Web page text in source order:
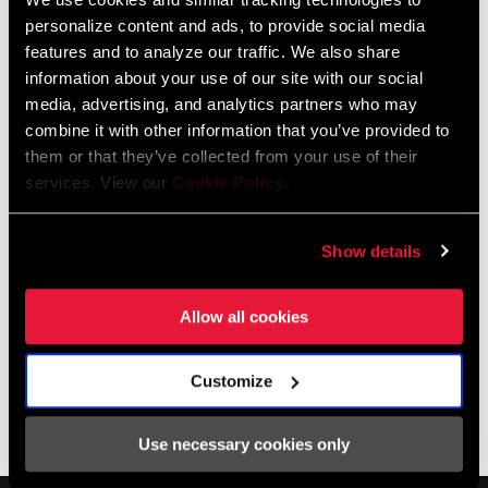
personalize content and ads, to provide social media
features and to analyze our traffic. We also share
information about your use of our site with our social
media, advertising, and analytics partners who may
combine it with other information that you’ve provided to
them or that they’ve collected from your use of their
services. View our Cookie Policy.
Show details
Allow all cookies
Customize
Use necessary cookies only
TROUVER UN MAGASIN
huit Bottomless Tokens (quatre dans l’œillet et quatre dans le
manchon), le volume d’air peut être ajusté pour affiner le
ressenti de la suspension.
CARACTÉRISTIQUES
Service